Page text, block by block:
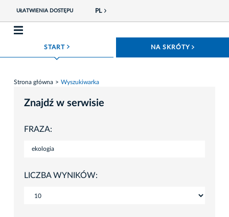
UŁATWIENIA DOSTĘPU PL
START ROZWIŃ MENU NA SKRÓTY
Strona główna Wyszukiwarka
Znajdź w serwisie
FRAZA:
LICZBA WYNIKÓW: